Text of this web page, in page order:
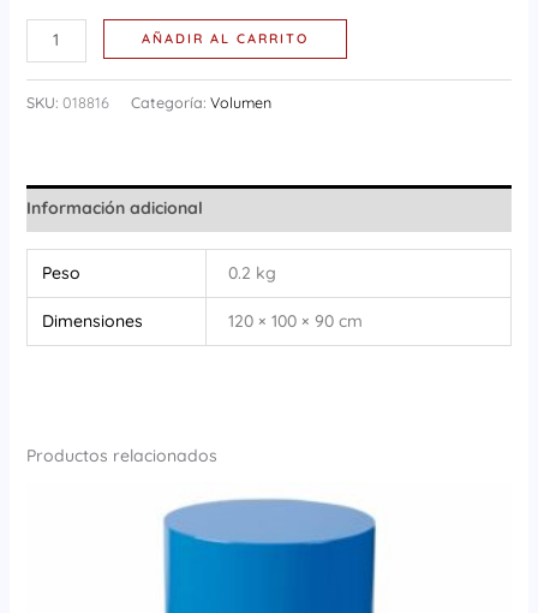
AÑADIR AL CARRITO
SKU: 018816 Categoría: Volumen
Información adicional
Peso 0.2 kg
Dimensiones 120 × 100 × 90 cm
Productos relacionados